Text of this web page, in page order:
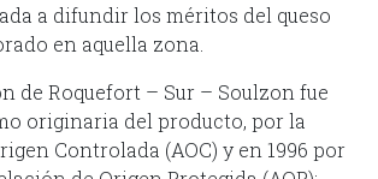
a difundir los méritos del queso
en aquella zona.
de Roquefort – Sur – Soulzon fue
originaria del producto, por la
Controlada (AOC) y en 1996 por